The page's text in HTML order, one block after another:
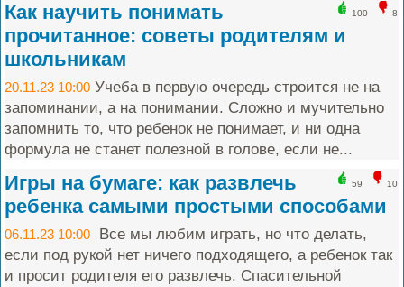
100 8
Как научить понимать
прочитанное: советы родителям и
школьникам
20.11.23 10:00 Учеба в первую очередь строится не на
запоминании, а на понимании. Сложно и мучительно
запомнить то, что ребенок не понимает, и ни одна
формула не станет полезной в голове, если не...
59 10
Игры на бумаге: как развлечь
ребенка самыми простыми способами
06.11.23 10:00 Все мы любим играть, но что делать,
если под рукой нет ничего подходящего, а ребенок так
и просит родителя его развлечь. Спасительной